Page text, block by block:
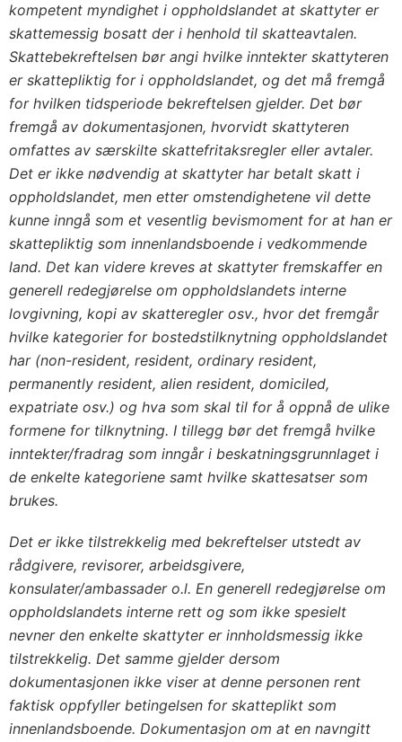
kompetent myndighet i oppholdslandet at skattyter er
skattemessig bosatt der i henhold til skatteavtalen.
Skattebekreftelsen bør angi hvilke inntekter skattyteren
er skattepliktig for i oppholdslandet, og det må fremgå
for hvilken tidsperiode bekreftelsen gjelder. Det bør
fremgå av dokumentasjonen, hvorvidt skattyteren
omfattes av særskilte skattefritaksregler eller avtaler.
Det er ikke nødvendig at skattyter har betalt skatt i
oppholdslandet, men etter omstendighetene vil dette
kunne inngå som et vesentlig bevismoment for at han er
skattepliktig som innenlandsboende i vedkommende
land. Det kan videre kreves at skattyter fremskaffer en
generell redegjørelse om oppholdslandets interne
lovgivning, kopi av skatteregler osv., hvor det fremgår
hvilke kategorier for bostedstilknytning oppholdslandet
har (non-resident, resident, ordinary resident,
permanently resident, alien resident, domiciled,
expatriate osv.) og hva som skal til for å oppnå de ulike
formene for tilknytning. I tillegg bør det fremgå hvilke
inntekter/fradrag som inngår i beskatningsgrunnlaget i
de enkelte kategoriene samt hvilke skattesatser som
brukes.
Det er ikke tilstrekkelig med bekreftelser utstedt av
rådgivere, revisorer, arbeidsgivere,
konsulater/ambassader o.l. En generell redegjørelse om
oppholdslandets interne rett og som ikke spesielt
nevner den enkelte skattyter er innholdsmessig ikke
tilstrekkelig. Det samme gjelder dersom
dokumentasjonen ikke viser at denne personen rent
faktisk oppfyller betingelsen for skatteplikt som
innenlandsboende. Dokumentasjon om at en navngitt